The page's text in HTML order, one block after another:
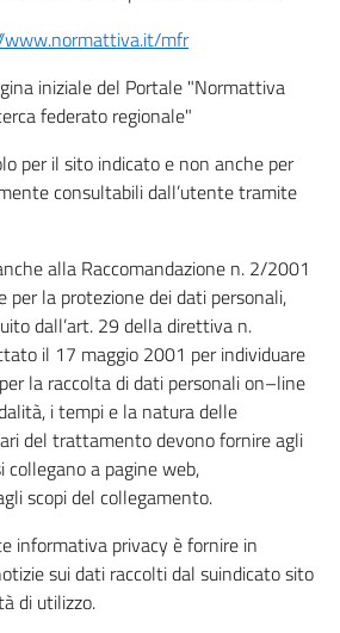
www.normattiva.it/mfr
iniziale del Portale "Normattiva
federato regionale"
per il sito indicato e non anche per
consultabili dall’utente tramite
alla Raccomandazione n. 2/2001
per la protezione dei dati personali,
dall’art. 29 della direttiva n.
il 17 maggio 2001 per individuare
la raccolta di dati personali on–line
i tempi e la natura delle
del trattamento devono fornire agli
a pagine web,
scopi del collegamento.
informativa privacy è fornire in
sui dati raccolti dal suindicato sito
di utilizzo.